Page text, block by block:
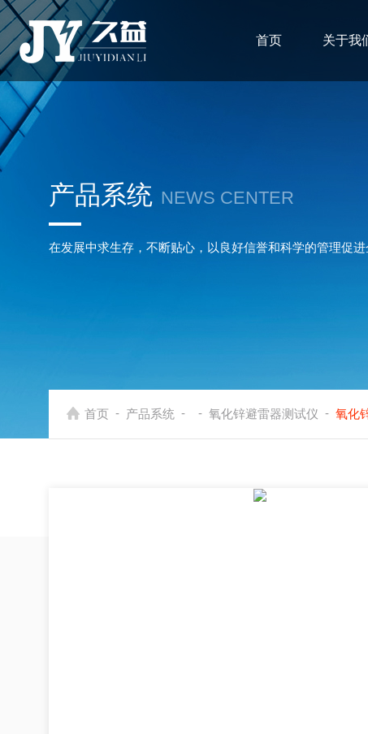
首页 关于我
产品系统 NEWS CENTER
在发展中求生存，不断贴心，以良好信誉和科学的管理促
首页 - 产品系统 - - 氧化锌避雷器测试仪 - 氧化